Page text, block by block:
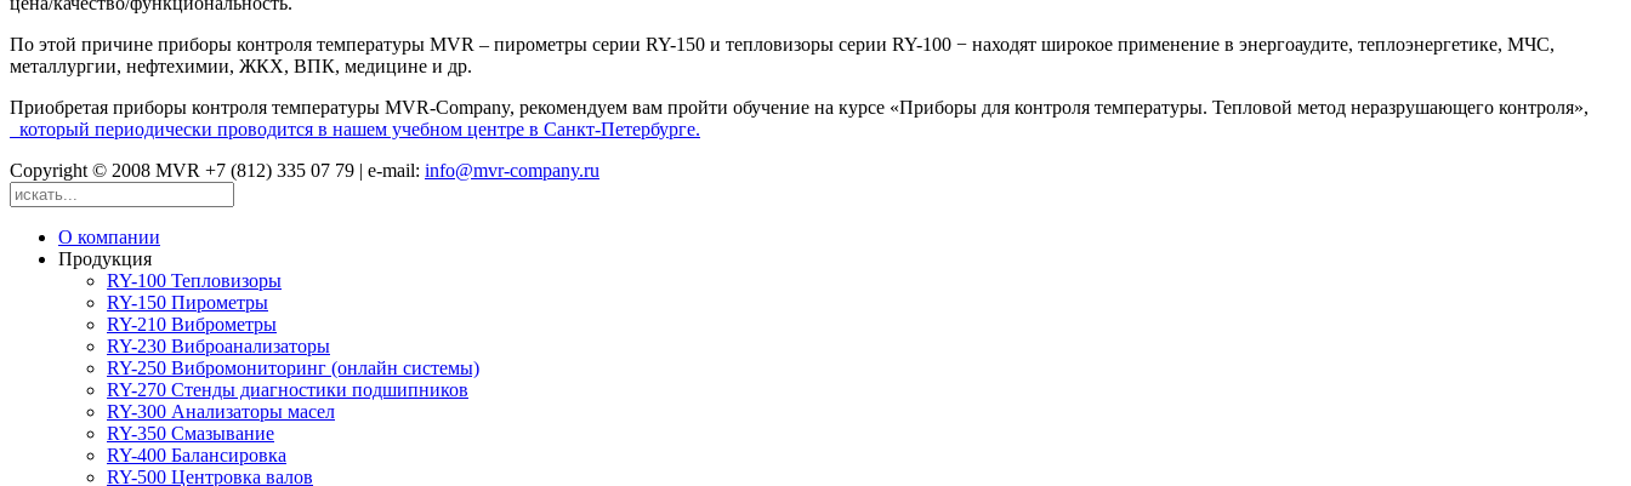
По этой причине приборы контроля температуры MVR – пирометры серии RY-150 и тепловизоры серии RY-100 − находят широкое применение в энергоаудите, теплоэнергетике, МЧС,
металлургии, нефтехимии, ЖКХ, ВПК, медицине и др.
Приобретая приборы контроля температуры MVR-Company, рекомендуем вам пройти обучение на курсе «Приборы для контроля температуры. Тепловой метод неразрушающего контроля»,
который периодически проводится в нашем учебном центре в Санкт-Петербурге.
Copyright © 2008 MVR +7 (812) 335 07 79 | e-mail: info@mvr-company.ru
О компании
Продукция
RY-100 Тепловизоры
RY-150 Пирометры
RY-210 Виброметры
RY-230 Виброанализаторы
RY-250 Вибромониторинг (онлайн системы)
RY-270 Стенды диагностики подшипников
RY-300 Анализаторы масел
RY-350 Смазывание
RY-400 Балансировка
RY-500 Центровка валов